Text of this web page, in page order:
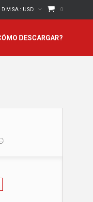
0
DIVISA : USD
DESCARGAR?